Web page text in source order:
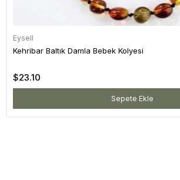
Eysell
Kehribar Baltık Damla Bebek Kolyesi
$23.10
Sepete Ekle